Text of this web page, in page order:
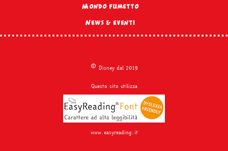
Mondo fumetto
News & eventi
© Disney dal 2019
Questo sito utilizza
www.easyreading.it